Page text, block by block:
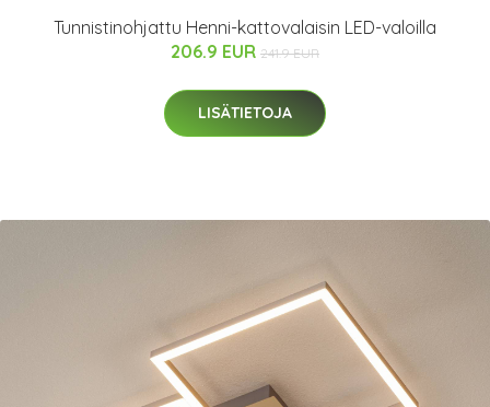
Tunnistinohjattu Henni-kattovalaisin LED-valoilla
206.9 EUR 241.9 EUR
LISÄTIETOJA